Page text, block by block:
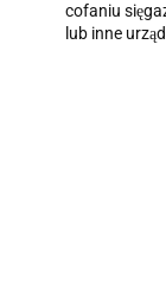
cofaniu się
lub inne urzą